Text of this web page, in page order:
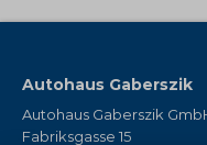
Autohaus Gaberszik
Autohaus Gaberszik
Fabriksgasse 15